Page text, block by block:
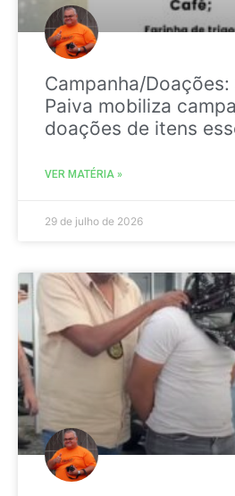
Campanha/
Paiva mobiliza
doações de itens
VER MATÉRIA »
29 de julho de 2026